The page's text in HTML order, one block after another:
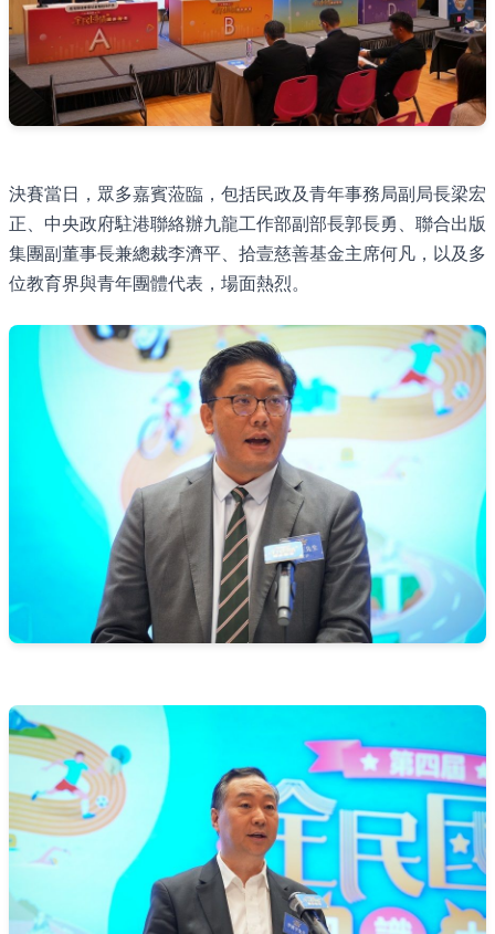
決賽當日，眾多嘉賓蒞臨，包括民政及青年事務局副局長梁宏
正、中央政府駐港聯絡辦九龍工作部副部長郭長勇、聯合出版
集團副董事長兼總裁李濟平、拾壹慈善基金主席何凡，以及多
位教育界與青年團體代表，場面熱烈。